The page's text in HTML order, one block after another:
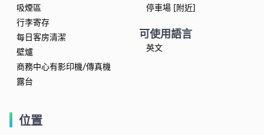
吸煙區
行李寄存
每日客房清潔
壁爐
商務中心有影印機/傳真機
露台
停車場 [附近]
可使用語言
英文
位置